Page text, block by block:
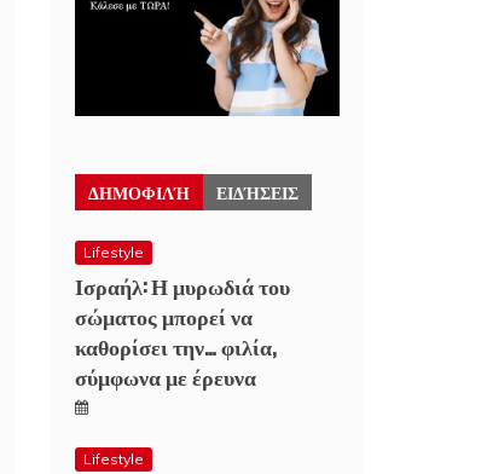
ΔΗΜΟΦΙΛΉ ΕΙΔΉΣΕΙΣ
Lifestyle
Ισραήλ: Η μυρωδιά του
σώματος μπορεί να
καθορίσει την… φιλία,
σύμφωνα με έρευνα
Lifestyle